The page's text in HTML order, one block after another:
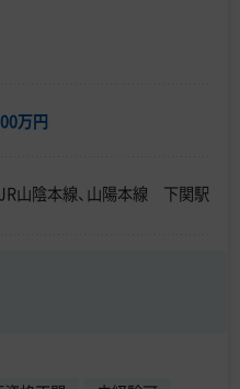
万円
JR山陰本線、山陽本線 下関駅